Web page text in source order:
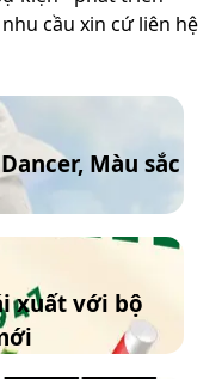
cầu xin cứ liên hệ
Màu sắc
xuất với bộ